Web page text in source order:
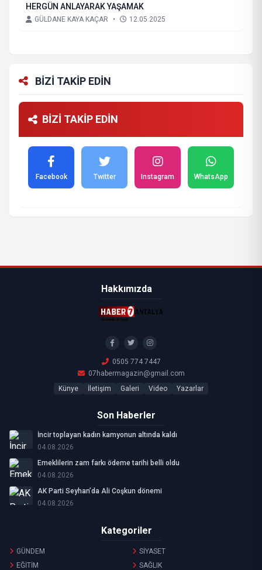
HERGÜN ANLAYARAK YAŞAMAK
GÜLDANE KAYA KAÇAR • 12.05.2025
BİZİ TAKİP EDİN
BİZİ TAKİP EDİN
Facebook Twitter Instagram WhatsApp
Hakkımızda
0505 774 7447
07habermagazin@gmail.com
Künye
İletişim Galeri Video Yazarlar
Son Haberler
İncir toplayan kadın kamyonun altında kaldı
04.08.2026
Emeklilerin zam farkı ödeme tarihi belli oldu
04.08.2026
AK Parti Seyhan’da Ali Coşkun dönemi
04.08.2026
Kategoriler
GÜNDEM
SİYASET
EĞİTİM
SAĞLIK